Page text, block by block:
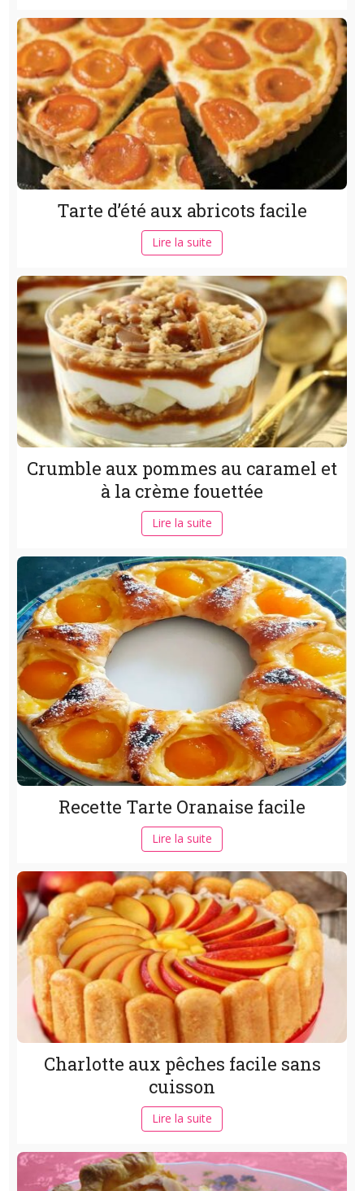
Tarte d’été aux abricots facile
Lire la suite
Crumble aux pommes au caramel et
à la crème fouettée
Lire la suite
Recette Tarte Oranaise facile
Lire la suite
Charlotte aux pêches facile sans
cuisson
Lire la suite